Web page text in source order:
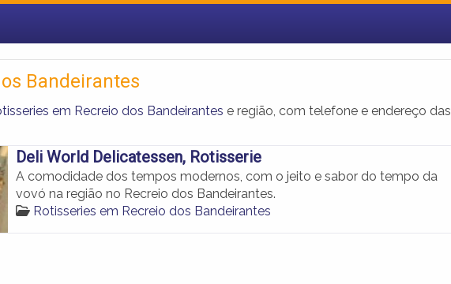
Bandeirantes
em Recreio dos Bandeirantes e região, com telefone e endereço das
Deli World Delicatessen, Rotisserie
A comodidade dos tempos modernos, com o jeito e sabor do tempo da
vovó na região no Recreio dos Bandeirantes.
Rotisseries em Recreio dos Bandeirantes